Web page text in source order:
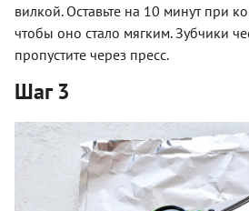
вилкой. Оставьте на 10 минут при
чтобы оно стало мягким. Зубчики
пропустите через пресс.
Шаг 3